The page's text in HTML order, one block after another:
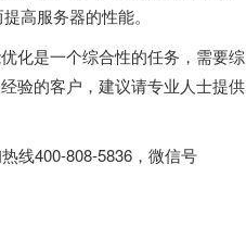
高服务器的性能。
化是一个综合性的任务，需要综
验的客户，建议请专业人士提供
线400-808-5836，微信号